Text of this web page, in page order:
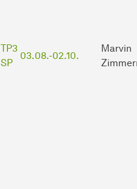
TP3
SP
03.08.-02.10.
Marvin